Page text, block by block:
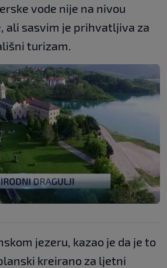
vode nije na nivou
ali sasvim je prihvatljiva za
turizam.
jezeru, kazao je da je to
kreirano za ljetni